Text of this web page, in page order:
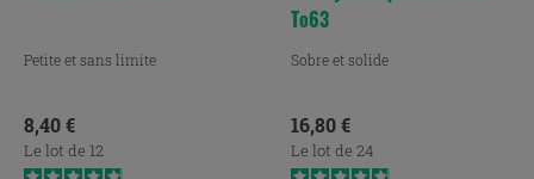
Petite et sans limite
Prix
8,40 €
Le lot de 12
To63
Sobre et solide
Prix
16,80 €
Le lot de 24